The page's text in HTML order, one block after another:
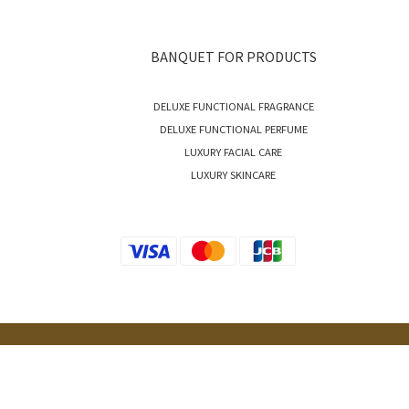
BANQUET FOR PRODUCTS
DELUXE FUNCTIONAL FRAGRANCE
DELUXE FUNCTIONAL PERFUME
LUXURY FACIAL CARE
LUXURY SKINCARE